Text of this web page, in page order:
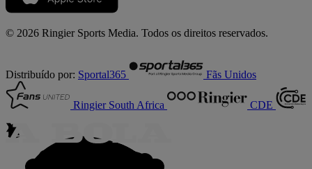
© 2026 Ringier Sports Media. Todos os direitos reservados.
Distribuído por: Sportal365 Fãs Unidos
Ringier South Africa CDE